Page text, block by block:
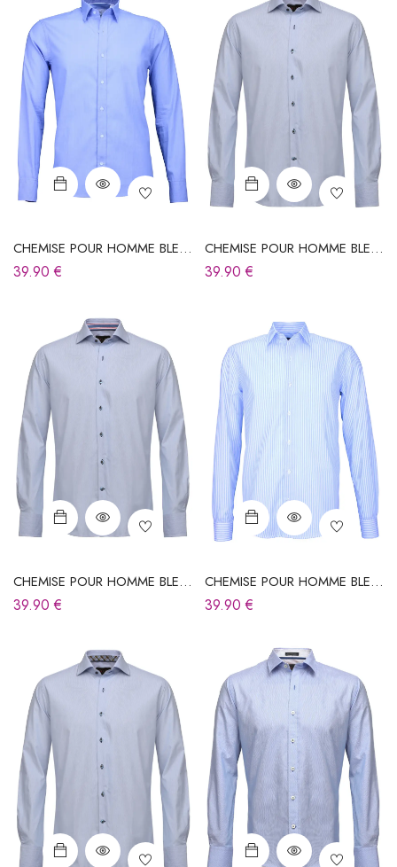
CHEMISE POUR HOMME BLEU
CIEL À RAYURES
39.90€
CHEMISE POUR HOMME BLEU
CIEL À RAYURES
39.90€
CHEMISE POUR HOMME BLEU
CIEL À RAYURES
39.90€
CHEMISE POUR HOMME BLEU
CIEL À RAYURES
39.90€